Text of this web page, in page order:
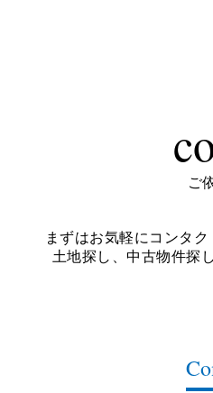
ご
まずはお気軽にコンタ
土地探し、中古物件探